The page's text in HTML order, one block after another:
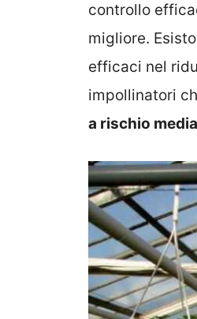
controllo
migliore.
efficaci nel
impollinatori
a rischio